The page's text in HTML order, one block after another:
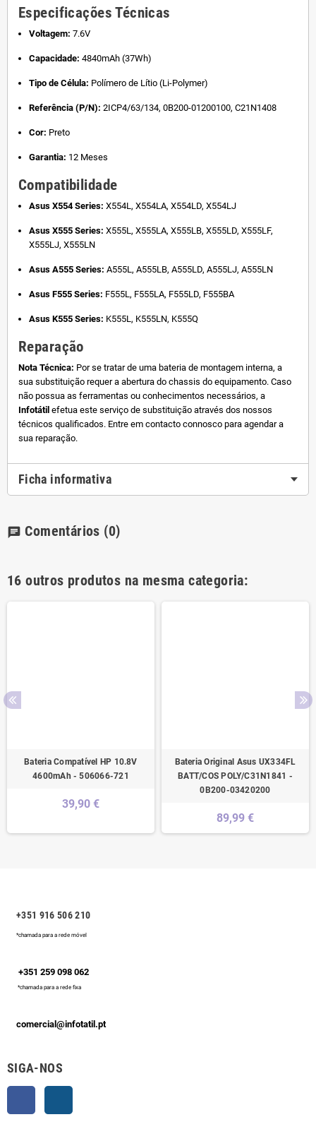
Especificações Técnicas
Voltagem: 7.6V
Capacidade: 4840mAh (37Wh)
Tipo de Célula: Polímero de Lítio (Li-Polymer)
Referência (P/N): 2ICP4/63/134, 0B200-01200100, C21N1408
Cor: Preto
Garantia: 12 Meses
Compatibilidade
Asus X554 Series: X554L, X554LA, X554LD, X554LJ
Asus X555 Series: X555L, X555LA, X555LB, X555LD, X555LF,
X555LJ, X555LN
Asus A555 Series: A555L, A555LB, A555LD, A555LJ, A555LN
Asus F555 Series: F555L, F555LA, F555LD, F555BA
Asus K555 Series: K555L, K555LN, K555Q
Reparação
Nota Técnica: Por se tratar de uma bateria de montagem interna, a
sua substituição requer a abertura do chassis do equipamento. Caso
não possua as ferramentas ou conhecimentos necessários, a
Infotátil efetua este serviço de substituição através dos nossos
técnicos qualificados. Entre em contacto connosco para agendar a
sua reparação.
Ficha informativa
chat Comentários (0)
16 outros produtos na mesma categoria:
Bateria Compatível HP 10.8V
4600mAh - 506066-721
39,90 €
Bateria Original Asus UX334FL
BATT/COS POLY/C31N1841 -
0B200-03420200
89,99 €
+351 916 506 210
*chamada para a rede móvel
+351 259 098 062
*chamada para a rede fixa
comercial@infotatil.pt
SIGA-NOS